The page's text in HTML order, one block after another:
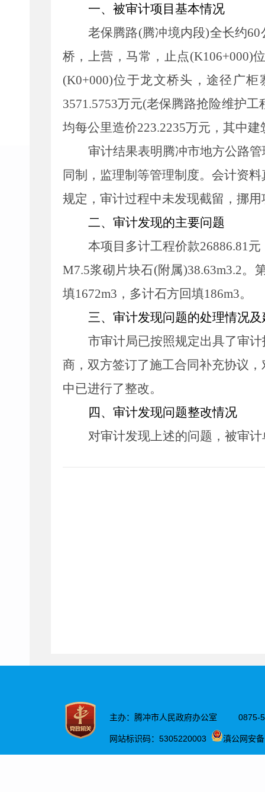
一、被审计项目基本情况
老保腾路(腾冲境内段)全长约
桥，上营，马常，止点(K106+000)
(K0+000)位于龙文桥头，途径广
3571.5753万元(老保腾路抢险维护
均每公里造价223.2235万元，其中
审计结果表明腾冲市地方公路
同制，监理制等管理制度。会计资
规定，审计过程中未发现截留，挪
二、审计发现的主要问题
本项目多计工程价款26886.81
M7.5浆砌片块石(附属)38.63m3.2。
填1672m3，多计石方回填186m3。
三、审计发现问题的处理情况
市审计局已按照规定出具了审
商，双方签订了施工合同补充协议
中已进行了整改。
四、审计发现问题整改情况
对审计发现上述的问题，被审